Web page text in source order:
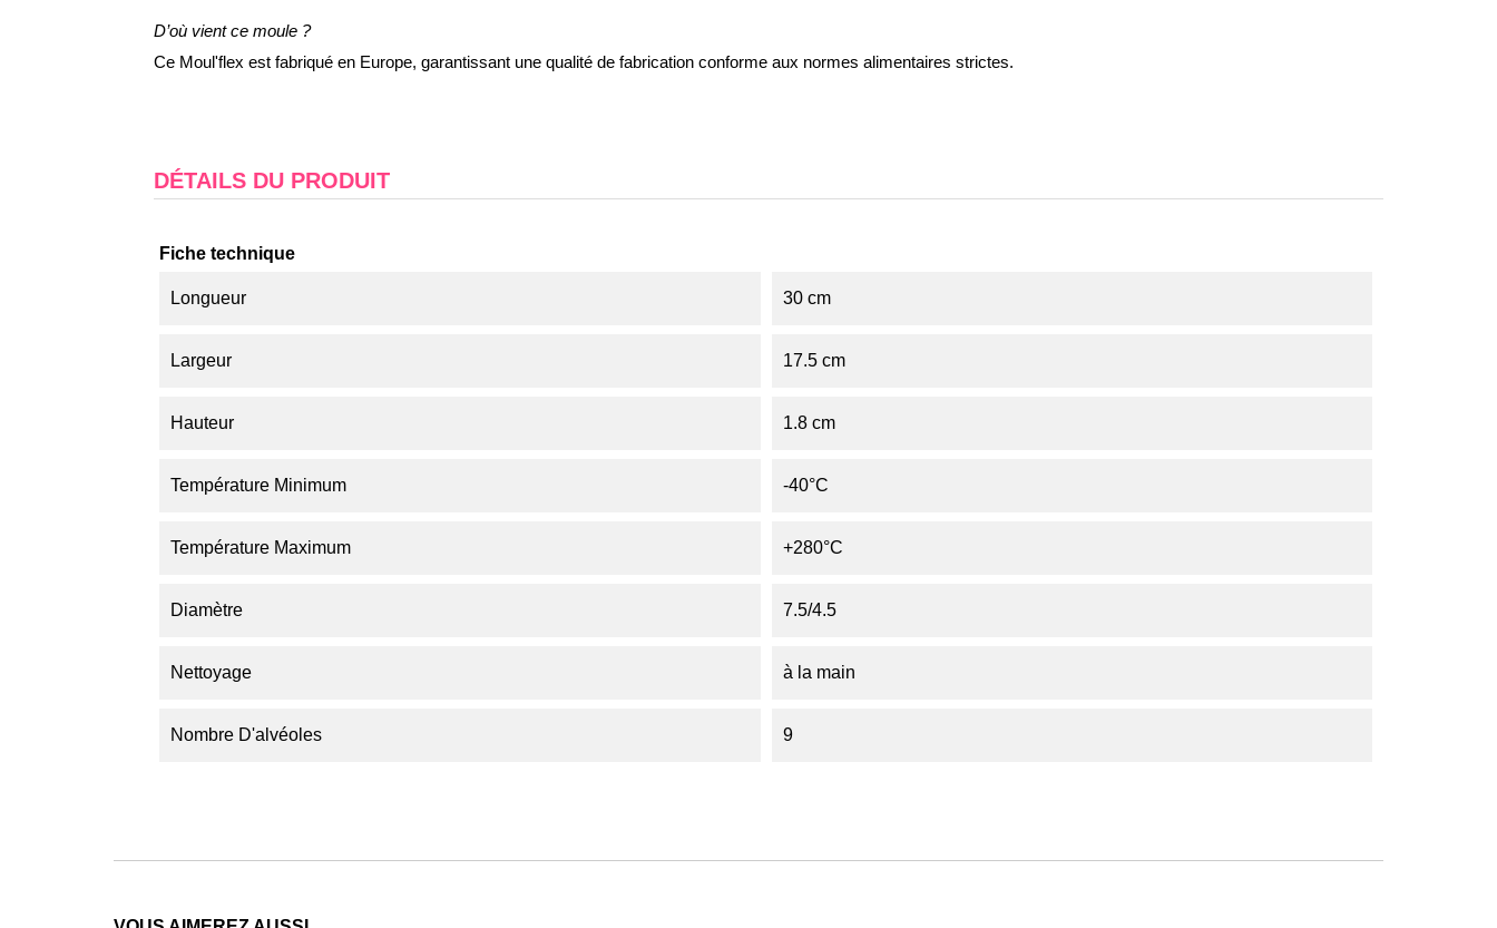
D’où vient ce moule ?
Ce Moul'flex est fabriqué en Europe, garantissant une qualité de fabrication conforme aux normes alimentaires strictes.
DÉTAILS DU PRODUIT
Fiche technique
Longueur 30 cm
Largeur 17.5 cm
Hauteur 1.8 cm
Température Minimum -40°C
Température Maximum +280°C
Diamètre 7.5/4.5
Nettoyage à la main
Nombre D'alvéoles 9